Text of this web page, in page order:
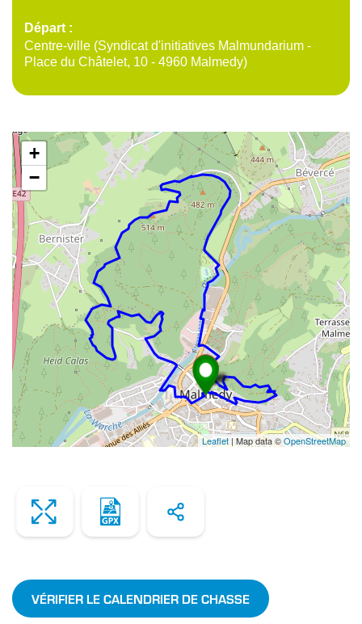
Départ
Centre-ville (Syndicat d'initiatives Malmundarium -
Place du Châtelet, 10 - 4960 Malmedy)
+
−
Leaflet | Map data ©OpenStreetMap
fichier
VÉRIFIER LE CALENDRIER DE CHASSE